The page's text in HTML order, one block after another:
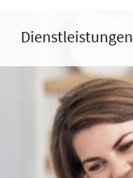
Dienstleistungen